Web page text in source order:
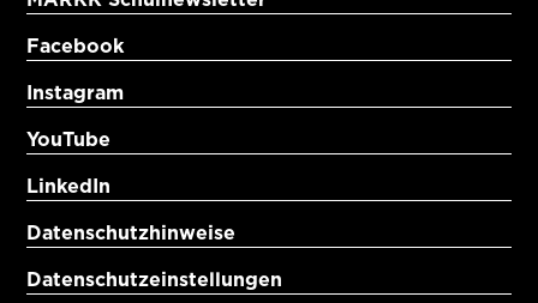
Facebook
Instagram
YouTube
LinkedIn
Datenschutzhinweise
Datenschutzeinstellungen